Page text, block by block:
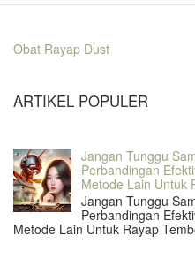
Obat Rayap Dust
ARTIKEL POPULER
Jangan Tunggu
Perbandingan
Metode Lain Untuk
Jangan Tunggu
Perbandingan
Metode Lain Untuk Rayap